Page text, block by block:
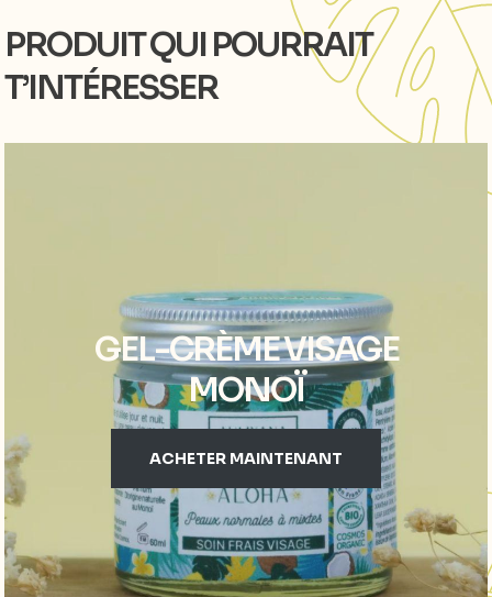
PRODUIT QUI POURRAIT
T’INTÉRESSER
GEL-CRÈME VISAGE
MONOÏ
ACHETER MAINTENANT